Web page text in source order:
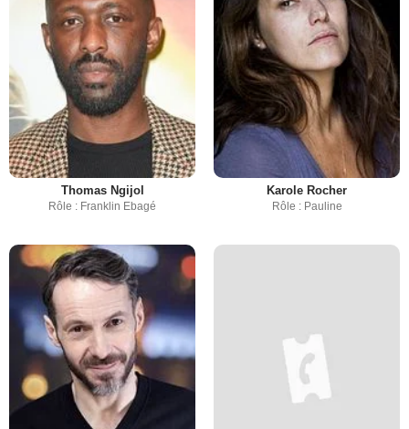
Thomas Ngijol
Rôle : Franklin Ebagé
Karole Rocher
Rôle : Pauline